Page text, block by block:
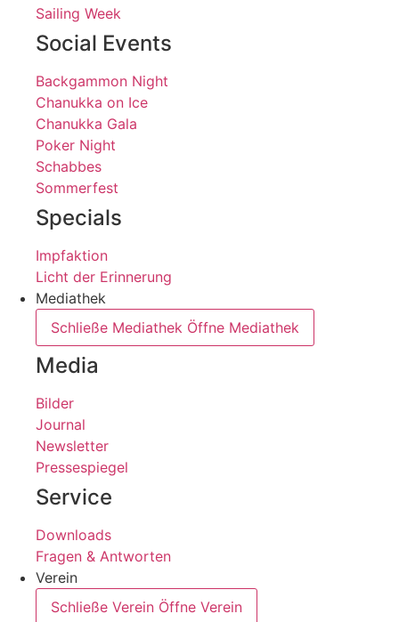
Sailing Week
Social Events
Backgammon Night
Chanukka on Ice
Chanukka Gala
Poker Night
Schabbes
Sommerfest
Specials
Impfaktion
Licht der Erinnerung
Mediathek
Schließe Mediathek Öffne Mediathek
Media
Bilder
Journal
Newsletter
Pressespiegel
Service
Downloads
Fragen & Antworten
Verein
Schließe Verein Öffne Verein